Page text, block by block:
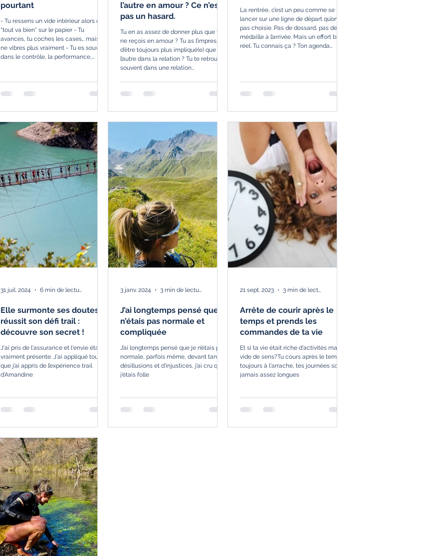
pourtant
- Tu ressens un vide intérieur alors que
“tout va bien” sur le papier - Tu
avances, tu coches les cases… mais tu
ne vibres plus vraiment - Tu es souvent
dans le contrôle, la performance,
à la hauteur, tu prends tout très à cœur
- Tu rumines, tu doutes, les pensées
l’autre en amour ? Ce n’est
pas un hasard.
Tu en as assez de donner plus que tu
ne reçois en amour ? Tu as l’impression
d’être toujours plus impliqué(e) que
l’autre dans la relation ? Tu te retrouves
souvent dans une relation
d’engagement qui ne viennent pas ?
La rentrée, c’est un peu comme se
lancer sur une ligne de départ qu’on n’a
pas choisie. Pas de dossard, pas de
médaille à l’arrivée. Mais un effort bien
réel. Tu connais ça ? Ton agenda
Elle surmonte ses doutes et
réussit son défi trail :
découvre son secret !
J'ai pris de l'assurance et l'envie était
vraiment présente. J'ai appliqué tout ce
que j’ai appris de l’expérience trail
d’Amandine
31 juil. 2024 6 min de lecture
J’ai longtemps pensé que je
n’étais pas normale et
compliquée
J’ai longtemps pensé que je n’étais pas
normale, parfois même, devant tant de
désillusions et d’injustices, j’ai cru que
j’étais folle
3 janv. 2024 3 min de lecture
Arrête de courir après le
temps et prends les
commandes de ta vie
Et si ta vie était riche d'activités mais
vide de sens?Tu cours après le temps,
toujours à l'arrache, tes journées sont
jamais assez longues
21 sept. 2023 3 min de lecture